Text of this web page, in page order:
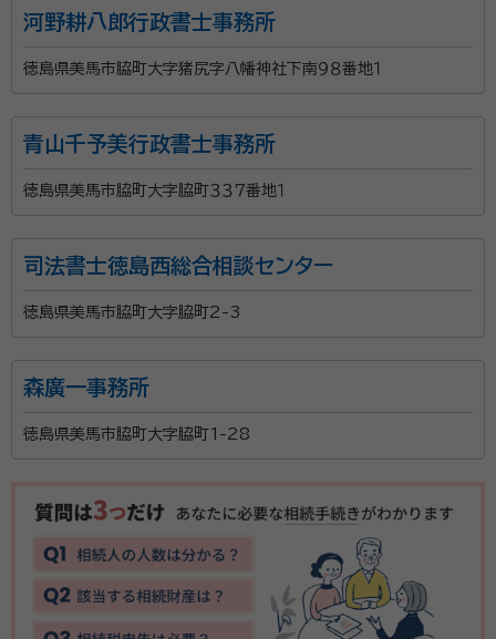
銭の専門家としての資格を多数取得。豊富な知識とこれ
までの実績で、遺言や相続における手続きやトラブルに
（2007年に創業、2011年に法人化し 司法書士5名、
やすいよう、初回の相談は無料です。60分から90分ほ
所属団体：徳島県行政書士会
河野耕八郎行政書士事務所
徳島県美馬市脇町大字猪尻字八幡神社下南９８番地１
青山千予美行政書士事務所
徳島県美馬市脇町大字脇町３３７番地１
司法書士徳島西総合相談センター
徳島県美馬市脇町大字脇町2-3
森廣一事務所
徳島県美馬市脇町大字脇町1-28